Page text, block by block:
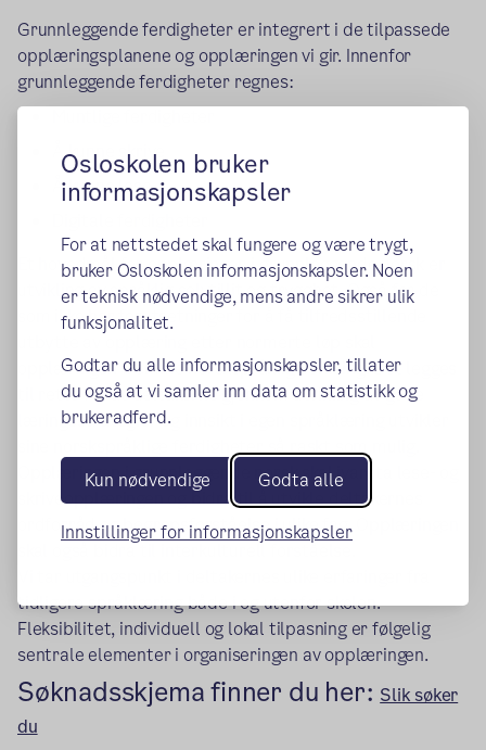
Osloskolen bruker
informasjonskapsler
For at nettstedet skal fungere og være trygt,
bruker Osloskolen informasjonskapsler. Noen
er teknisk nødvendige, mens andre sikrer ulik
funksjonalitet.
Godtar du alle informasjonskapsler, tillater
du også at vi samler inn data om statistikk og
brukeradferd.
Kun nødvendige Godta alle
Innstillinger for informasjonskapsler
Grunnleggende ferdigheter er integrert i de tilpassede
opplæringsplanene og opplæringen vi gir. Innenfor
grunnleggende ferdigheter regnes:
Å kunne skrive
Å kunne lese
Et hovedmål for opplæringen i grunnleggende norsk er
utvikling av språklig selvtillit og trygghet. Også for de
som ikke har forutsetninger for å få tilfredsstillende
opplæringen fremme norskspråklig utvikling. Det legges
til rette for at deltakerne gjennom utvikling av gode
læringsstrategier og innsikt i egen språklæring utvikler
sine norskspråklige ferdigheter så raskt som mulig.
Opplæringen i grunnleggende norsk skal ivareta lese- og
skriveopplæringen og bidra til å utvikle deltakernes
ordforråd og begrepsforståelse i ulike fag. Opplæringen
skal også bidra til interkulturell forståelse.
tidligere språklæring både i og utenfor skolen.
Fleksibilitet, individuell og lokal tilpasning er følgelig
sentrale elementer i organiseringen av opplæringen.
Søknadsskjema finner du her: Slik søker
du